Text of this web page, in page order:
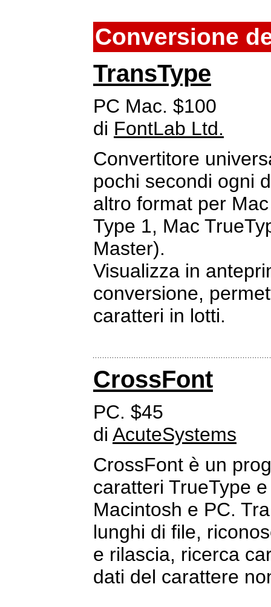
Conversione
TransType
PC Mac. $100
di FontLab Ltd.
Convertitore
pochi secondi ogni
altro format per
Type 1, Mac
Master).
Visualizza in
conversione,
caratteri in lotti.
CrossFont
PC. $45
di AcuteSystems
CrossFont è un
caratteri TrueType
Macintosh e PC.
lunghi di file,
e rilascia, ricerca
dati del carattere